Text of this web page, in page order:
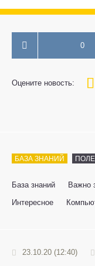
0
Оцените новость:
60
1 3
БАЗА ЗНАНИЙ
База знаний Важно
Интересное
23.10.20 (12:40)